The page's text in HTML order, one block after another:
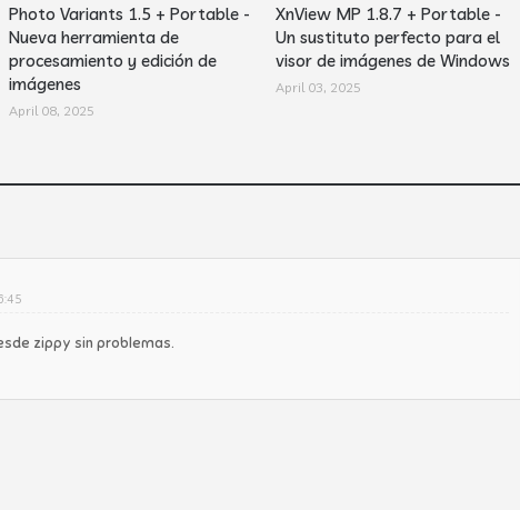
Photo Variants 1.5 + Portable -
Nueva herramienta de
procesamiento y edición de
imágenes
April 08, 2025
XnView MP 1.8.7 + Portable -
Un sustituto perfecto para el
visor de imágenes de Windows
April 03, 2025
zippy sin problemas.